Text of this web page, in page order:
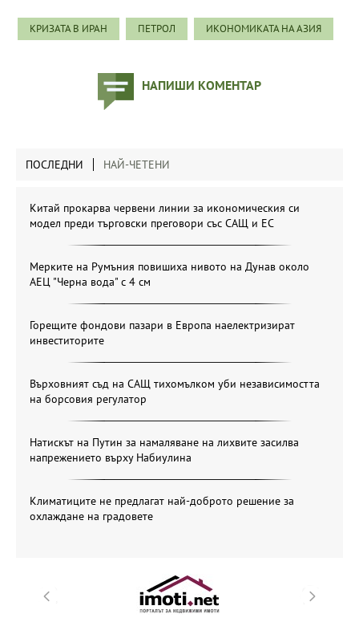
КРИЗАТА В ИРАН ПЕТРОЛ ИКОНОМИКАТА НА АЗИЯ
НАПИШИ КОМЕНТАР
ПОСЛЕДНИ НАЙ-ЧЕТЕНИ
Китай прокарва червени линии за икономическия си
модел преди търговски преговори със САЩ и ЕС
Мерките на Румъния повишиха нивото на Дунав около
АЕЦ "Черна вода" с 4 см
Горещите фондови пазари в Европа наелектризират
инвеститорите
Върховният съд на САЩ тихомълком уби независимостта
на борсовия регулатор
Натискът на Путин за намаляване на лихвите засилва
напрежението върху Набиулина
Климатиците не предлагат най-доброто решение за
охлаждане на градовете